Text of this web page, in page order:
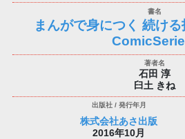
まんがで身につく 続け
石田 淳
臼土 きね
株式会社あさ出版
2016年10月